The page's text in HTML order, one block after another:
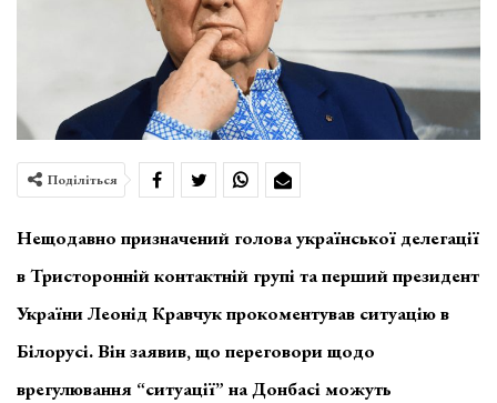
Поділіться
Нещодавно призначений голова української делегації
в Тристоронній контактній групі та перший президент
України Леонід Кравчук прокоментував ситуацію в
Білорусі. Він заявив, що переговори щодо
врегулювання “ситуації” на Донбасі можуть